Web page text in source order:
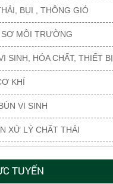
BỤI , THÔNG GIÓ
MÔI TRƯỜNG
SINH, HÓA CHẤT, THIẾT BỊ
KHÍ
VI SINH
XỬ LÝ CHẤT THẢI
TUYẾN